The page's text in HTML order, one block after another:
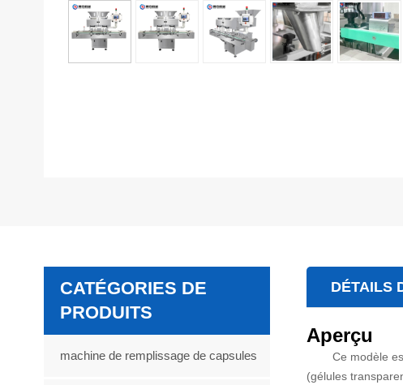
DÉTAILS
Aperçu
Ce modèle
(gélules
CATÉGORIES DE
PRODUITS
machine de remplissage de capsules